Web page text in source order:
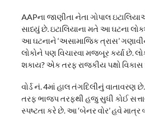
AAPના જાણીતા નેતા ગોપાલ
સાધ્યું છે. ઇટાલિયાના મતે આ ઘટના
આ ઘટનાને ‘અસામાજિક ત્રાસ’
લોકોને પણ વિચારવા મજબૂર કર્યા છે.
શકાય? એક તરફ રાજકીય પક્ષો
વોર્ડ નં. 4માં હાલ તંગદિલીનું વાતાવરણ
તરફ ભાજપ તરફથી હજુ સુધી કોઈ
સ્પષ્ટતા કરે છે. આ ‘બેનર વોર’ હવે માત્ર